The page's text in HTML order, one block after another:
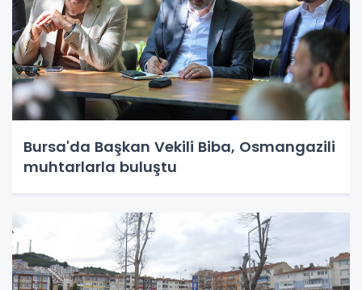
Bursa'da Başkan Vekili Biba, Osmangazili
muhtarlarla buluştu